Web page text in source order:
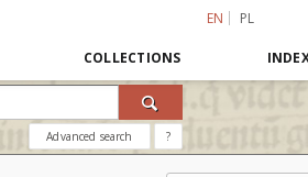
EN PL
COLLECTIONS
Advanced search ?